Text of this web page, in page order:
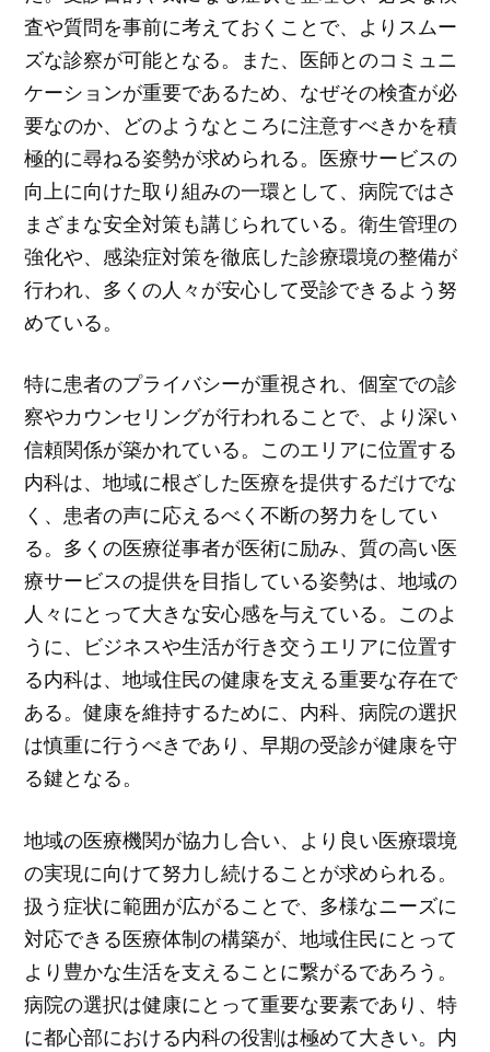
査や質問を事前に考えておくことで、よりスムー
ズな診察が可能となる。また、医師とのコミュニ
ケーションが重要であるため、なぜその検査が必
要なのか、どのようなところに注意すべきかを積
極的に尋ねる姿勢が求められる。医療サービスの
向上に向けた取り組みの一環として、病院ではさ
まざまな安全対策も講じられている。衛生管理の
強化や、感染症対策を徹底した診療環境の整備が
行われ、多くの人々が安心して受診できるよう努
めている。
特に患者のプライバシーが重視され、個室での診
察やカウンセリングが行われることで、より深い
信頼関係が築かれている。このエリアに位置する
内科は、地域に根ざした医療を提供するだけでな
く、患者の声に応えるべく不断の努力をしてい
る。多くの医療従事者が医術に励み、質の高い医
療サービスの提供を目指している姿勢は、地域の
人々にとって大きな安心感を与えている。このよ
うに、ビジネスや生活が行き交うエリアに位置す
る内科は、地域住民の健康を支える重要な存在で
ある。健康を維持するために、内科、病院の選択
は慎重に行うべきであり、早期の受診が健康を守
る鍵となる。
地域の医療機関が協力し合い、より良い医療環境
の実現に向けて努力し続けることが求められる。
扱う症状に範囲が広がることで、多様なニーズに
対応できる医療体制の構築が、地域住民にとって
より豊かな生活を支えることに繋がるであろう。
病院の選択は健康にとって重要な要素であり、特
に都心部における内科の役割は極めて大きい。内